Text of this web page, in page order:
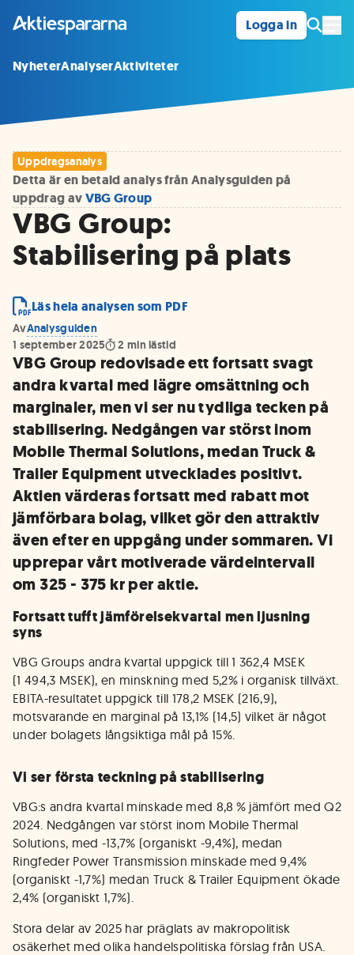
Logga in
NyheterAnalyserAktiviteter
Uppdragsanalys
Detta är en betald analys från Analysguiden på
uppdrag avVBG Group
VBG Group:
Stabilisering på plats
Läs hela analysen som PDF
AvAnalysguiden
1 september 2025
2 min lästid
VBG Group redovisade ett fortsatt svagt
andra kvartal med lägre omsättning och
marginaler, men vi ser nu tydliga tecken på
stabilisering. Nedgången var störst inom
Mobile Thermal Solutions, medan Truck &
Trailer Equipment utvecklades positivt.
Aktien värderas fortsatt med rabatt mot
jämförbara bolag, vilket gör den attraktiv
även efter en uppgång under sommaren. Vi
upprepar vårt motiverade värdeintervall
om 325 - 375 kr per aktie.
Fortsatt tufft jämförelsekvartal men ljusning
syns
VBG Groups andra kvartal uppgick till 1 362,4 MSEK
(1 494,3 MSEK), en minskning med 5,2% i organisk tillväxt.
EBITA-resultatet uppgick till 178,2 MSEK (216,9),
motsvarande en marginal på 13,1% (14,5) vilket är något
under bolagets långsiktiga mål på 15%.
Vi ser första teckning på stabilisering
VBG:s andra kvartal minskade med 8,8 % jämfört med Q2
2024. Nedgången var störst inom Mobile Thermal
Solutions, med -13,7% (organiskt -9,4%), medan
Ringfeder Power Transmission minskade med 9,4%
(organiskt -1,7%) medan Truck & Trailer Equipment ökade
2,4% (organiskt 1,7%).
Stora delar av 2025 har präglats av makropolitisk
osäkerhet med olika handelspolitiska förslag från USA.